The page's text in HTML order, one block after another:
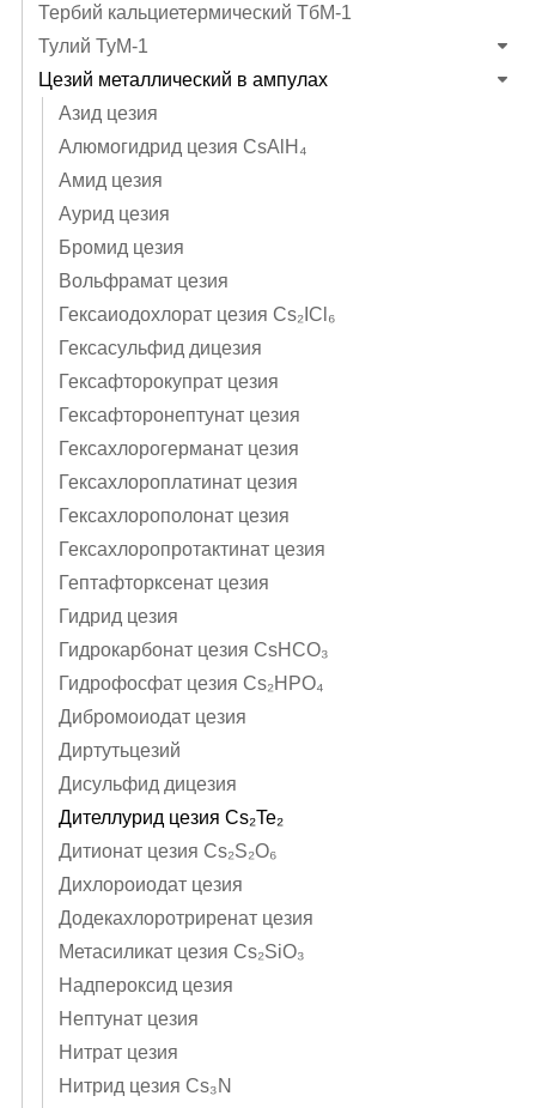
Тербий кальциетермический ТбМ-1
Тулий ТуМ-1
Цезий металлический в ампулах
Азид цезия
Алюмогидрид цезия CsAlH₄
Амид цезия
Аурид цезия
Бромид цезия
Вольфрамат цезия
Гексаиодохлорат цезия Cs₂ICl₆
Гексасульфид дицезия
Гексафторокупрат цезия
Гексафторонептунат цезия
Гексахлорогерманат цезия
Гексахлороплатинат цезия
Гексахлорополонат цезия
Гексахлоропротактинат цезия
Гептафторксенат цезия
Гидрид цезия
Гидрокарбонат цезия CsHCO₃
Гидрофосфат цезия Cs₂HPO₄
Дибромоиодат цезия
Диртутьцезий
Дисульфид дицезия
Дителлурид цезия Cs₂Te₂
Дитионат цезия Cs₂S₂O₆
Дихлороиодат цезия
Додекахлоротриренат цезия
Метасиликат цезия Cs₂SiO₃
Надпероксид цезия
Нептунат цезия
Нитрат цезия
Нитрид цезия Cs₃N